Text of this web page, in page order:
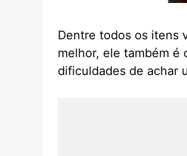
Dentre todos os itens
melhor, ele também é
dificuldades de achar